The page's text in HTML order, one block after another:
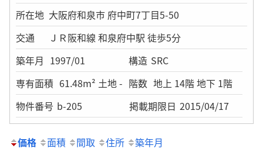
所在地 大阪府和泉市 府中町7丁目5-50
交通
ＪＲ阪和線 和泉府中駅 徒歩5分
築年月 1997/01 構造 SRC
専有面積 61.48m² 土地 - 階数 地上 14階 地下 1階
物件番号 b-205 掲載期限日 2015/04/17
価格 面積 間取 住所
築年月